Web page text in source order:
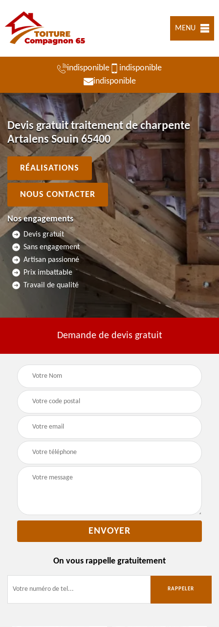
MENU
indisponible
indisponible
indisponible
Devis gratuit traitement de charpente
Artalens Souin 65400
RÉALISATIONS
NOUS CONTACTER
Nos engagements
Devis gratuit
Sans engagement
Artisan passionné
Prix imbattable
Travail de qualité
Demande de devis gratuit
On vous rappelle gratuitement